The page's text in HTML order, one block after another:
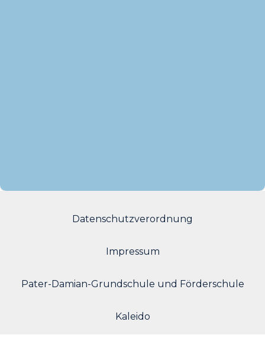
Datenschutzverordnung
Impressum
Pater-Damian-Grundschule und Förderschule
Kaleido